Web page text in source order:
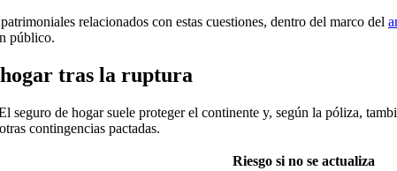
relacionados con estas cuestiones, dentro del marco del
público.
hogar tras la ruptura
seguro de hogar suele proteger el continente y, según la póliza,
contingencias pactadas.
Riesgo si no se actualiza